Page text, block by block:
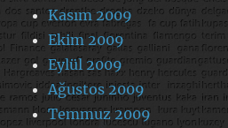
Kasım 2009
Ekim 2009
Eylül 2009
Ağustos 2009
Temmuz 2009